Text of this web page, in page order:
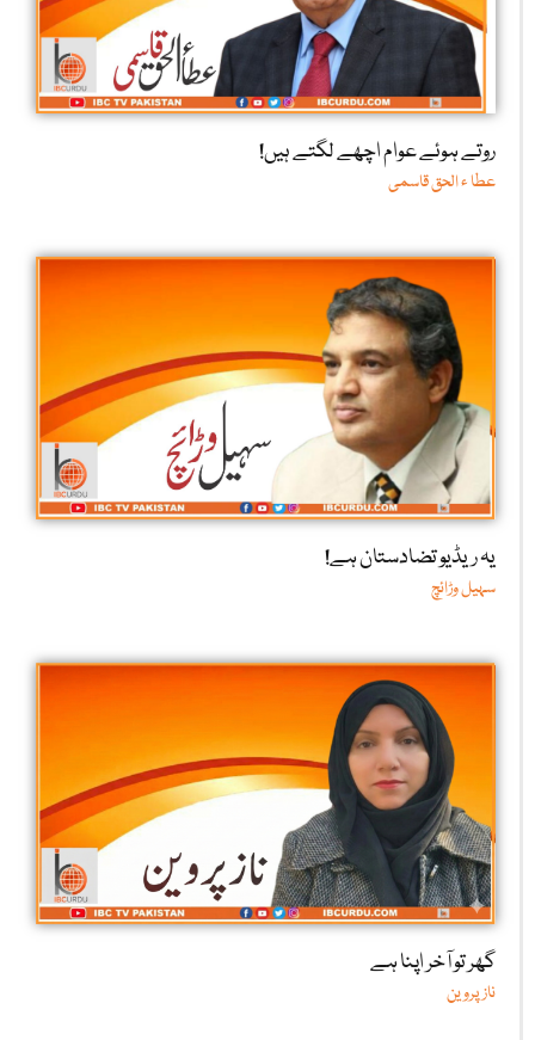
روتے ہوئے عوام اچھے لگتے ہیں!
عطا ء الحق قاسمی
یہ ریڈیو تضادستان ہے!
سہیل وڑائچ
گھر تو آخر اپنا ہے
ناز پروین